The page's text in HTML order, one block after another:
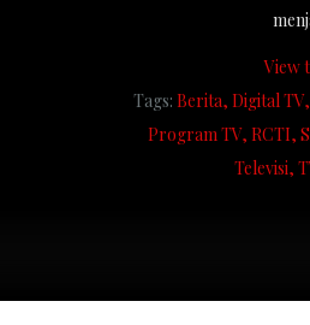
View
Tags: Berita Digital TV
Program TV RCTI
Televisi